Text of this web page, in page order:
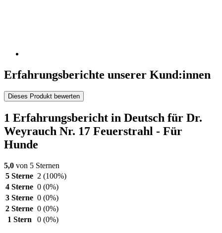
Erfahrungsberichte unserer Kund:innen
Dieses Produkt bewerten
1 Erfahrungsbericht in Deutsch für Dr.
Weyrauch Nr. 17 Feuerstrahl - Für
Hunde
5,0 von 5 Sternen
5 Sterne 2 (100%)
4 Sterne 0 (0%)
3 Sterne 0 (0%)
2 Sterne 0 (0%)
1 Stern
0 (0%)